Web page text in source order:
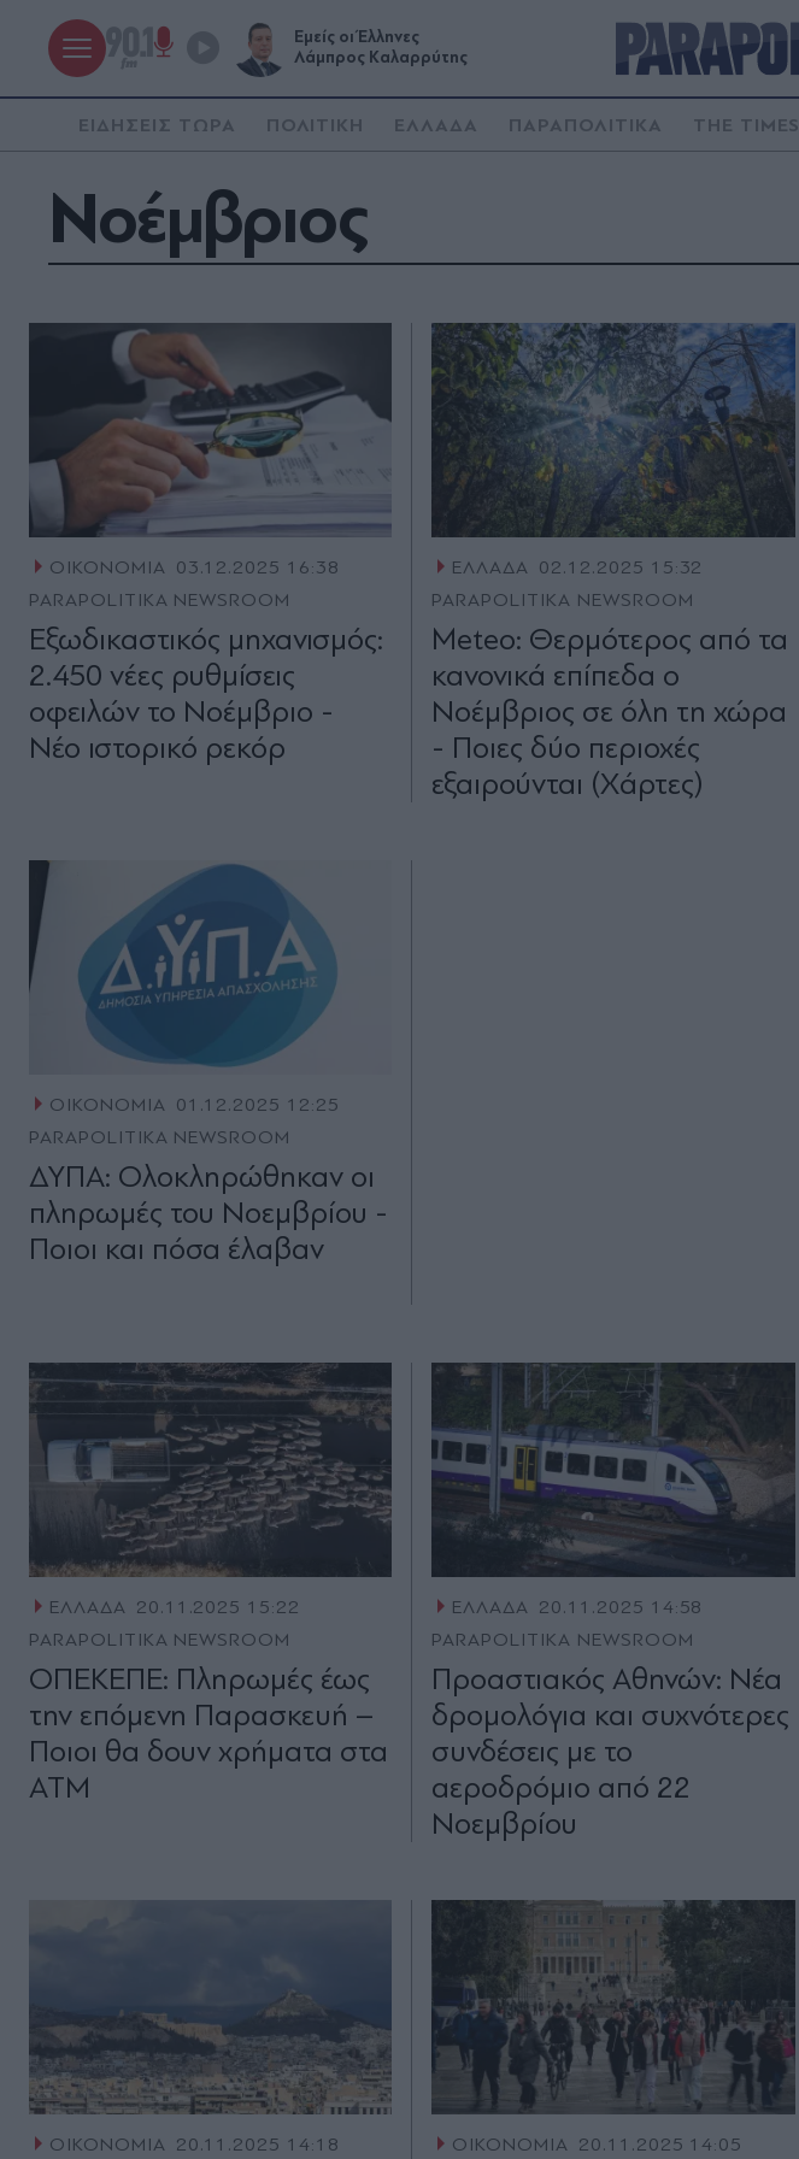
Εμείς οι Έλληνες
Λάμπρος Καλαρρύτης
ΕΙΔΗΣΕΙΣ ΤΩΡΑ ΠΟΛΙΤΙΚΗ ΕΛΛΑΔΑ ΠΑΡΑΠΟΛΙΤΙΚΑ THE TIMES
Νοέμβριος
ΟΙΚΟΝΟΜΙΑ 03.12.2025 16:38
PARAPOLITIKA NEWSROOM
Εξωδικαστικός μηχανισμός:
2.450 νέες ρυθμίσεις
οφειλών το Νοέμβριο -
Νέο ιστορικό ρεκόρ
ΕΛΛΑΔΑ 02.12.2025 15:32
PARAPOLITIKA NEWSROOM
Meteo: Θερμότερος από τα
κανονικά επίπεδα ο
Νοέμβριος σε όλη τη χώρα
- Ποιες δύο περιοχές
εξαιρούνται (Χάρτες)
ΟΙΚΟΝΟΜΙΑ 01.12.2025 12:25
PARAPOLITIKA NEWSROOM
ΔΥΠΑ: Ολοκληρώθηκαν οι
πληρωμές του Νοεμβρίου -
Ποιοι και πόσα έλαβαν
ΕΛΛΑΔΑ 20.11.2025 15:22
PARAPOLITIKA NEWSROOM
ΟΠΕΚΕΠΕ: Πληρωμές έως
την επόμενη Παρασκευή –
Ποιοι θα δουν χρήματα στα
ΑΤΜ
ΕΛΛΑΔΑ 20.11.2025 14:58
PARAPOLITIKA NEWSROOM
Προαστιακός Αθηνών: Νέα
δρομολόγια και συχνότερες
συνδέσεις με το
αεροδρόμιο από 22
Νοεμβρίου
ΟΙΚΟΝΟΜΙΑ 20.11.2025 14:18
ΟΙΚΟΝΟΜΙΑ 20.11.2025 14:05